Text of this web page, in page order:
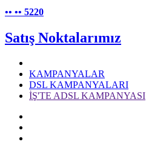
•• •• 5220
Satış Noktalarımız
KAMPANYALAR
DSL KAMPANYALARI
İŞ'TE ADSL KAMPANYASI